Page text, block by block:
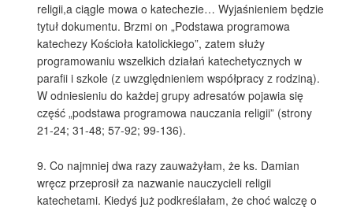
religii,a ciągle mowa o katechezie… Wyjaśnieniem będzie
tytuł dokumentu. Brzmi on „Podstawa programowa
katechezy Kościoła katolickiego”, zatem służy
programowaniu wszelkich działań katechetycznych w
parafii i szkole (z uwzględnieniem współpracy z rodziną).
W odniesieniu do każdej grupy adresatów pojawia się
część „podstawa programowa nauczania religii” (strony
21-24; 31-48; 57-92; 99-136).
9. Co najmniej dwa razy zauważyłam, że ks. Damian
wręcz przeprosił za nazwanie nauczycieli religii
katechetami. Kiedyś już podkreślałam, że choć walczę o